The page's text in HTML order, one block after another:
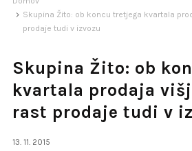
Skupina Žito: ob koncu tretjega kvartala
prodaje tudi v izvozu
Skupina Žito: ob
kvartala prodaja
rast prodaje tudi v
13. 11. 2015